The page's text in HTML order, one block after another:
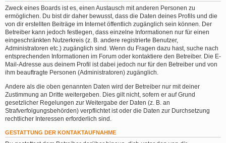
Zweck eines Boards ist es, einen Austausch mit anderen Personen zu
ermöglichen. Du bist dir daher bewusst, dass die Daten deines Profils und die
von dir erstellten Beiträge im Internet öffentlich zugänglich sein können. Der
Betreiber kann jedoch festlegen, dass einzelne Informationen nur für einen
eingeschränkten Nutzerkreis (z. B. andere registrierte Benutzer,
Administratoren etc.) zugänglich sind. Wenn du Fragen dazu hast, suche nach
entsprechenden Informationen im Forum oder kontaktiere den Betreiber. Die E-
Mail-Adresse aus deinem Profil ist dabei jedoch nur für den Betreiber und von
ihm beauftragte Personen (Administratoren) zugänglich.
Andere als die oben genannten Daten wird der Betreiber nur mit deiner
Zustimmung an Dritte weitergeben. Dies gilt nicht, sofern er auf Grund
gesetzlicher Regelungen zur Weitergabe der Daten (z. B. an
Strafverfolgungsbehörden) verpflichtet ist oder die Daten zur Durchsetzung
rechtlicher Interessen erforderlich sind.
GESTATTUNG DER KONTAKTAUFNAHME